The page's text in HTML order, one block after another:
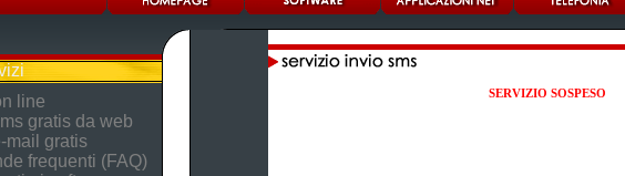
line
gratis da web
mail gratis
frequenti (FAQ)
SERVIZIO SOSPESO